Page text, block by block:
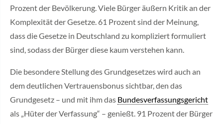
Prozent der Bevölkerung. Viele Bürger äußern Kritik an der
Komplexität der Gesetze. 61 Prozent sind der Meinung,
dass die Gesetze in Deutschland zu kompliziert formuliert
sind, sodass der Bürger diese kaum verstehen kann.
Die besondere Stellung des Grundgesetzes wird auch an
dem deutlichen Vertrauensbonus sichtbar, den das
Grundgesetz – und mit ihm das Bundesverfassungsgericht
als „Hüter der Verfassung“ – genießt. 91 Prozent der Bürger